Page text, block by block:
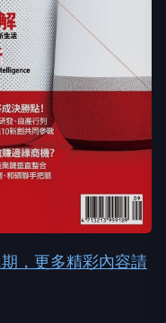
，更多精彩內容請